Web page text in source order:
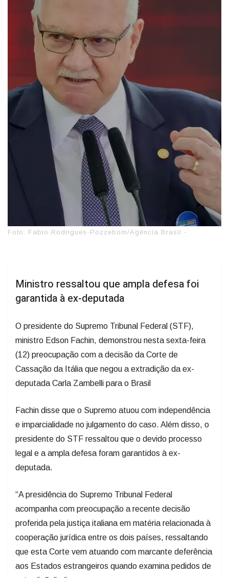
Foto: Fabio Rodrigues-Pozzebom/Agência Brasil -
Ministro ressaltou que ampla defesa foi
garantida à ex-deputada
O presidente do Supremo Tribunal Federal (STF),
ministro Edson Fachin, demonstrou nesta sexta-feira
(12) preocupação com a decisão da Corte de
Cassação da Itália que negou a extradição da ex-
deputada Carla Zambelli para o Brasil
Fachin disse que o Supremo atuou com independência
e imparcialidade no julgamento do caso. Além disso, o
presidente do STF ressaltou que o devido processo
legal e a ampla defesa foram garantidos à ex-
deputada.
“A presidência do Supremo Tribunal Federal
acompanha com preocupação a recente decisão
proferida pela justiça italiana em matéria relacionada à
cooperação jurídica entre os dois países, ressaltando
que esta Corte vem atuando com marcante deferência
aos Estados estrangeiros quando examina pedidos de